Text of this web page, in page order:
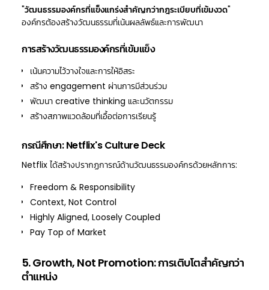
"วัฒนธรรมองค์กรที่แข็งแกร่งสำคัญกว่ากฎระเบียบที่เข้มงวด"
องค์กรต้องสร้างวัฒนธรรมที่เน้นผลลัพธ์และการพัฒนา
การสร้างวัฒนธรรมองค์กรที่เข้มแข็ง
เน้นความไว้วางใจและการให้อิสระ
สร้าง engagement ผ่านการมีส่วนร่วม
พัฒนา creative thinking และนวัตกรรม
สร้างสภาพแวดล้อมที่เอื้อต่อการเรียนรู้
กรณีศึกษา: Netflix's Culture Deck
Netflix ได้สร้างปรากฏการณ์ด้านวัฒนธรรมองค์กรด้วยหลักการ:
Freedom & Responsibility
Context, Not Control
Highly Aligned, Loosely Coupled
Pay Top of Market
5. Growth, Not Promotion: การเติบโตสำคัญกว่า
ตำแหน่ง